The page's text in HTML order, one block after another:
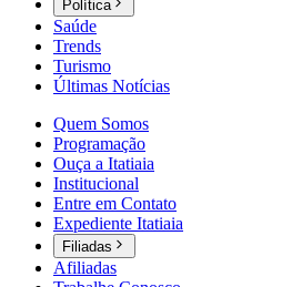
Política
Saúde
Trends
Turismo
Últimas Notícias
Quem Somos
Programação
Ouça a Itatiaia
Institucional
Entre em Contato
Expediente Itatiaia
Filiadas
Afiliadas